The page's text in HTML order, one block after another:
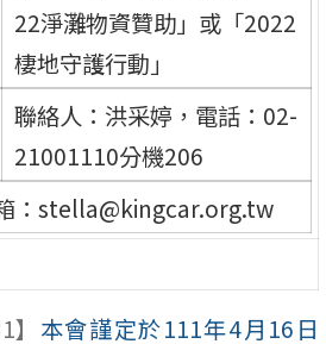
22淨灘物資贊助」或「2022
棲地守護行動」
聯絡人：洪采婷，電話：02-
21001110分機206
：stella@kingcar.org.tw
本會謹定於111年4月16日